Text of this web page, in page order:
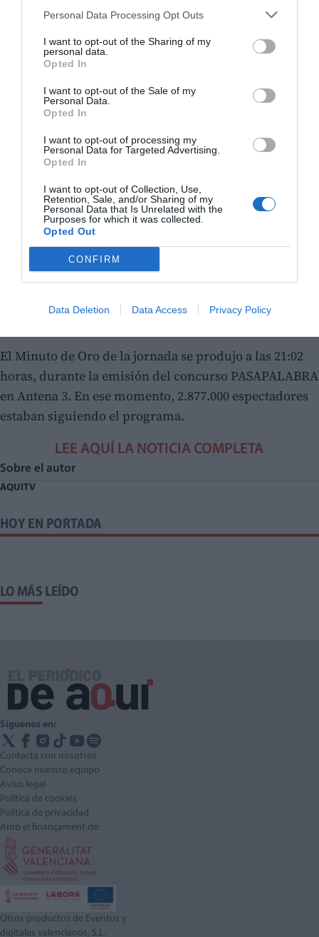
Personal Data Processing Opt Outs
I want to opt-out of the Sharing of my
personal data.
Opted In
I want to opt-out of the Sale of my
Personal Data.
Opted In
I want to opt-out of processing my
Personal Data for Targeted Advertising.
Opted In
I want to opt-out of Collection, Use,
Retention, Sale, and/or Sharing of my
Personal Data that Is Unrelated with the
Purposes for which it was collected.
Opted Out
CONFIRM
Data Deletion Data Access Privacy Policy
Además, 3.397.000 personas conectaron con el espacio
durante al menos un minuto. El informativo
contribuyó con 1 punto de cuota al 13,9% de share que
firmó Antena 3 en el Total Día.
El Minuto de Oro de la jornada se produjo a las 21:02
horas, durante la emisión del concurso PASAPALABRA
en Antena 3. En ese momento, 2.877.000 espectadores
estaban siguiendo el programa.
LEE AQUÍ LA NOTICIA COMPLETA
Sobre el autor
AQUITV
HOY EN PORTADA
LO MÁS LEÍDO
Síguenos en:
Contacta con nosotros
Conoce nuestro equipo
Aviso legal
Política de cookies
Política de privacidad
Amb el finançament de:
Otros productos de Eventos y
digitales valencianos, S.L.